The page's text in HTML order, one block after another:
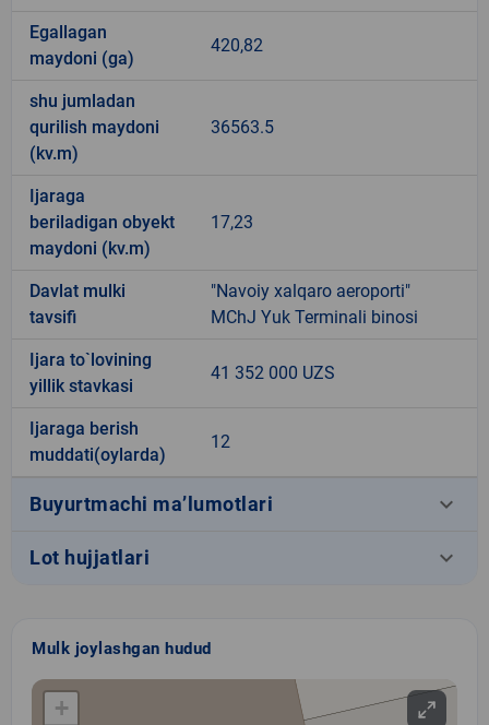
Egallagan
maydoni (ga)
420,82
shu jumladan
qurilish maydoni
(kv.m)
36563.5
Ijaraga
beriladigan obyekt
maydoni (kv.m)
17,23
Davlat mulki
tavsifi
"Navoiy xalqaro aeroporti"
MChJ Yuk Terminali binosi
Ijara to`lovining
yillik stavkasi
41 352 000 UZS
Ijaraga berish
muddati(oylarda)
12
Buyurtmachi ma’lumotlari keyboard_arrow_down
Lot hujjatlari keyboard_arrow_down
Mulk joylashgan hudud
+